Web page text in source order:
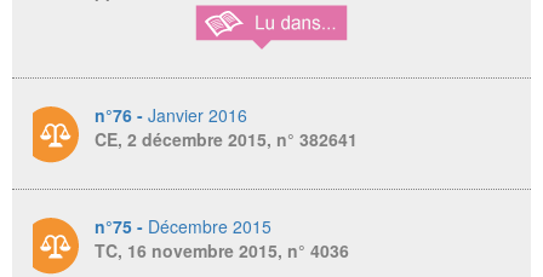
n°76 - Janvier 2016
CE, 2 décembre 2015, n° 382641
n°75 - Décembre 2015
TC, 16 novembre 2015, n° 4036